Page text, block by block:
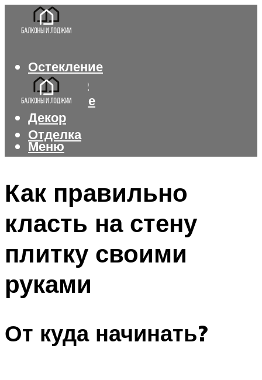
Остекление
Интерьер
Утепление
Декор
Отделка
Меню
Как правильно
класть на стену
плитку своими
руками
От куда начинать?